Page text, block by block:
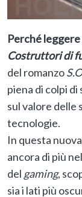
Perché
Costruttori di
del romanzo
piena di colpi
sul valore delle
tecnologie.
In questa
ancora di più
del gaming,
sia i lati più